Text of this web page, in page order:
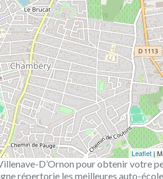
Leaflet |
D’Ornon pour obtenir votre
répertorie les meilleures auto-